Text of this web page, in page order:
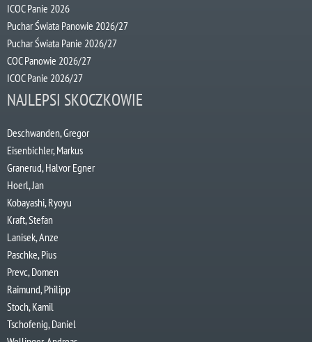
ICOC Panie 2026
Puchar Świata Panowie 2026/27
Puchar Świata Panie 2026/27
COC Panowie 2026/27
ICOC Panie 2026/27
NAJLEPSI SKOCZKOWIE
Deschwanden, Gregor
Eisenbichler, Markus
Granerud, Halvor Egner
Hoerl, Jan
Kobayashi, Ryoyu
Kraft, Stefan
Lanisek, Anze
Paschke, Pius
Prevc, Domen
Raimund, Philipp
Stoch, Kamil
Tschofenig, Daniel